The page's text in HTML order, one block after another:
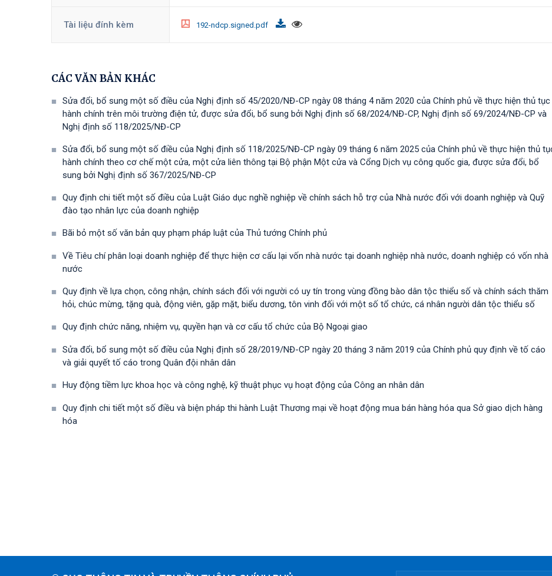
Tài liệu đính kèm 192-ndcp.signed.pdf
CÁC VĂN BẢN KHÁC
Sửa đổi, bổ sung một số điều của Nghị định số 45/2020/NĐ-CP ngày 08 tháng 4 năm 2020 của Chính phủ về thực hiện thủ tục
hành chính trên môi trường điện tử, được sửa đổi, bổ sung bởi Nghị định số 68/2024/NĐ-CP, Nghị định số 69/2024/NĐ-CP và
Nghị định số 118/2025/NĐ-СР
Sửa đổi, bổ sung một số điều của Nghị định số 118/2025/NĐ-CP ngày 09 tháng 6 năm 2025 của Chính phủ về thực hiện thủ
hành chính theo cơ chế một cửa, một cửa liên thông tại Bộ phận Một cửa và Cổng Dịch vụ công quốc gia, được sửa đổi, bổ
sung bởi Nghị định số 367/2025/NĐ-СР
Quy định chi tiết một số điều của Luật Giáo dục nghề nghiệp về chính sách hỗ trợ của Nhà nước đối với doanh nghiệp và Quỹ
đào tạo nhân lực của doanh nghiệp
Bãi bỏ một số văn bản quy phạm pháp luật của Thủ tướng Chính phủ
Về Tiêu chí phân loại doanh nghiệp để thực hiện cơ cấu lại vốn nhà nước tại doanh nghiệp nhà nước, doanh nghiệp có vốn nhà
nước
Quy định về lựa chọn, công nhận, chính sách đối với người có uy tín trong vùng đồng bào dân tộc thiểu số và chính sách thăm
hỏi, chúc mừng, tặng quà, động viên, gặp mặt, biểu dương, tôn vinh đối với một số tổ chức, cá nhân người dân tộc thiểu số
Quy định chức năng, nhiệm vụ, quyền hạn và cơ cấu tổ chức của Bộ Ngoại giao
Sửa đổi, bổ sung một số điều của Nghị định số 28/2019/NĐ-CР ngày 20 tháng 3 năm 2019 của Chính phủ quy định về tố cáo
và giải quyết tố cáo trong Quân đội nhân dân
Huy động tiềm lực khoa học và công nghệ, kỹ thuật phục vụ hoạt động của Công an nhân dân
Quy định chi tiết một số điều và biện pháp thi hành Luật Thương mại về hoạt động mua bán hàng hóa qua Sở giao dịch hàng
hóa